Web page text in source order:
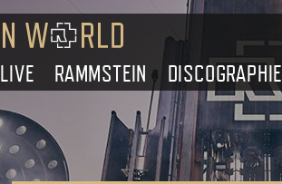
LIVE RAMMSTEIN DISCOGRAPHIE